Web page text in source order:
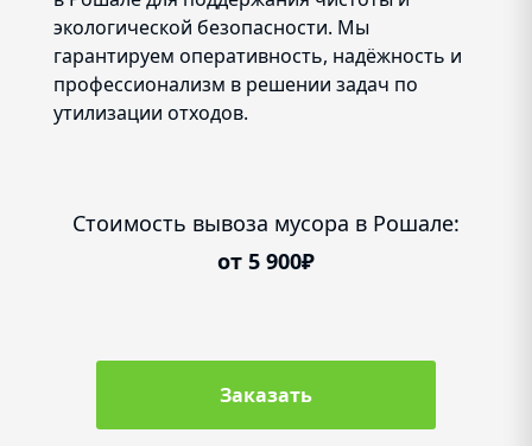
экологической безопасности. Мы
гарантируем оперативность, надёжность и
профессионализм в решении задач по
утилизации отходов.
Стоимость вывоза мусора в Рошале:
от 5 900₽
Заказать